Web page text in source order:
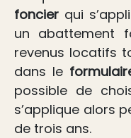
foncier qui
un abattement
revenus locatifs
dans le
possible de
s’applique alors
de trois ans.